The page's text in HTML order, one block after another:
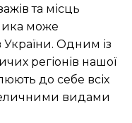
та місць
може
України. Одним із
регіонів нашої
до себе всіх
видами